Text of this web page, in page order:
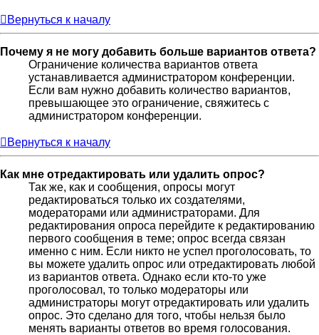
Вернуться к началу
Почему я не могу добавить больше вариантов ответа?
Ограничение количества вариантов ответа
устанавливается администратором конференции.
Если вам нужно добавить количество вариантов,
превышающее это ограничение, свяжитесь с
администратором конференции.
Вернуться к началу
Как мне отредактировать или удалить опрос?
Так же, как и сообщения, опросы могут
редактироваться только их создателями,
модераторами или администраторами. Для
редактирования опроса перейдите к редактированию
первого сообщения в теме; опрос всегда связан
именно с ним. Если никто не успел проголосовать, то
вы можете удалить опрос или отредактировать любой
из вариантов ответа. Однако если кто-то уже
проголосовал, то только модераторы или
администраторы могут отредактировать или удалить
опрос. Это сделано для того, чтобы нельзя было
менять варианты ответов во время голосования.